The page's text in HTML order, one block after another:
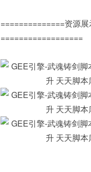
==============资源
==================